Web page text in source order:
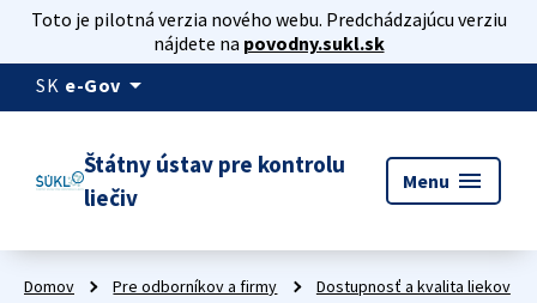
Toto je pilotná verzia nového webu. Predchádzajúcu verziu
nájdete na povodny.sukl.sk
SK e-Gov arrow_drop_down
Štátny ústav pre kontrolu
liečiv
Menu menu
Domov Pre odborníkov a firmy
Dostupnosť a kvalita liekov